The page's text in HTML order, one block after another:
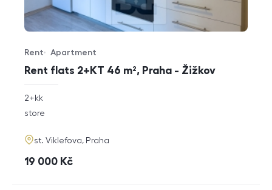
Rent flats 2+KT 46 m², Praha - Žižkov
Offer type
Rent
Property type
Apartment
rozměry
2+kk
funkce
store
adresa
st. Viklefova, Praha
cena
19 000 Kč